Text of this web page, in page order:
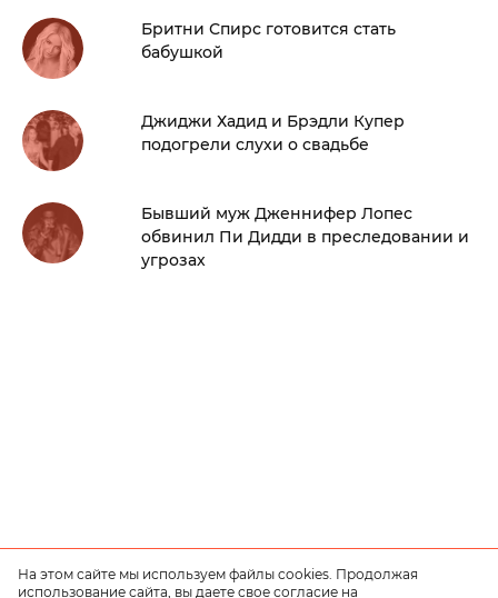
Бритни Спирс готовится стать
бабушкой
Джиджи Хадид и Брэдли Купер
подогрели слухи о свадьбе
Бывший муж Дженнифер Лопес
обвинил Пи Дидди в преследовании и
угрозах
На этом сайте мы используем файлы cookies. Продолжая
использование сайта, вы даете свое согласие на